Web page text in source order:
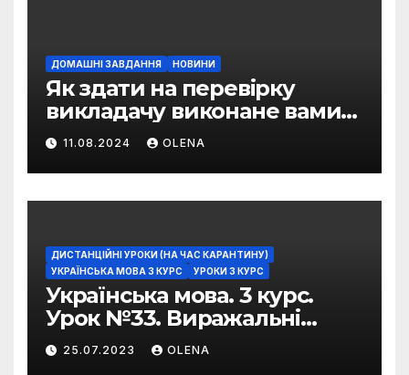
ДОМАШНІ ЗАВДАННЯ НОВИНИ
Як здати на перевірку
викладачу виконане вами
домашнє завдання
11.08.2024 OLENA
ДИСТАНЦІЙНІ УРОКИ (НА ЧАС КАРАНТИНУ)
УКРАЇНСЬКА МОВА 3 КУРС
УРОКИ 3 КУРС
Українська мова. 3 курс.
Урок №33. Виражальні
можливості фразеологізмів
25.07.2023 OLENA